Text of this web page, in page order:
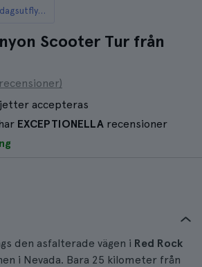
7 Bästa dagsutflykterna till Red Rock Canyon från Las Vegas
Scooter Tur från
accepteras
EXCEPTIONELLA recensioner
den asfalterade vägen i Red Rock
i Nevada. Bara 25 kilometer från